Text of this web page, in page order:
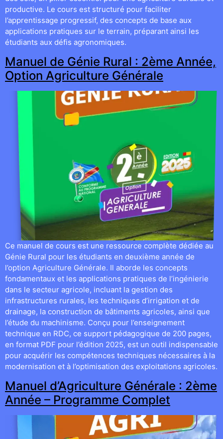
productive. Le cours est structuré pour faciliter
l’apprentissage progressif, des concepts de base aux
applications pratiques sur le terrain, préparant ainsi les
étudiants aux défis agronomiques.
Manuel de Génie Rural : 2ème Année,
Option Agriculture Générale
Ce manuel de cours est une ressource complète dédiée au
Génie Rural pour les étudiants en deuxième année de
l’option Agriculture Générale. Il aborde les concepts
fondamentaux et les applications pratiques de l’ingénierie
dans le secteur agricole, incluant la gestion des
infrastructures rurales, les techniques d’irrigation et de
drainage, la construction de bâtiments agricoles, ainsi que
l’étude du machinisme. Conçu pour l’enseignement
technique en RDC, ce support pédagogique de 200 pages,
en format PDF pour l’édition 2025, est un outil indispensable
pour acquérir les compétences techniques nécessaires à la
modernisation et à l’optimisation des exploitations agricoles.
Manuel d’Agriculture Générale : 2ème
Année – Programme Complet